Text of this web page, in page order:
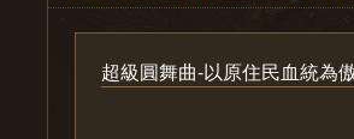
超級圓舞曲-以原住民血統為